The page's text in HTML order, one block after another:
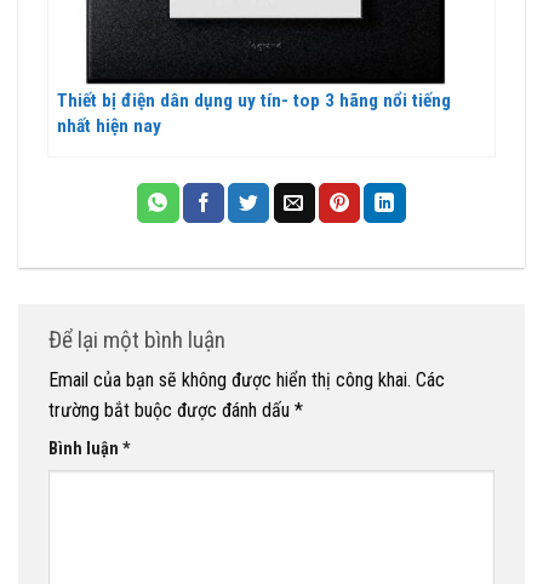
Thiết bị điện dân dụng uy tín- top 3 hãng nổi tiếng
nhất hiện nay
Để lại một bình luận
Email của bạn sẽ không được hiển thị công khai. Các
trường bắt buộc được đánh dấu *
Bình luận *